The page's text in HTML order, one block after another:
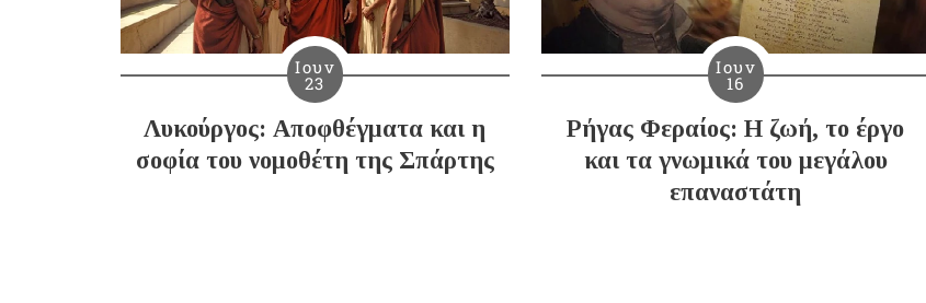
Ιουν
23
Λυκούργος: Αποφθέγματα και η
σοφία του νομοθέτη της Σπάρτης
Ιουν
16
Ρήγας Φεραίος: Η ζωή, το έργο
και τα γνωμικά του μεγάλου
επαναστάτη